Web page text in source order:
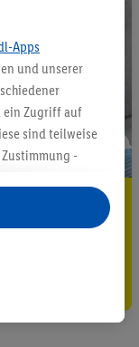
Apps
und unserer
ein Zugriff auf
sind teilweise
-
TCF
werden